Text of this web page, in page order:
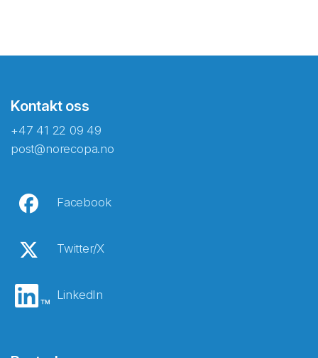
Kontakt oss
+47 41 22 09 49
post@norecopa.no
Facebook
Twitter/X
LinkedIn